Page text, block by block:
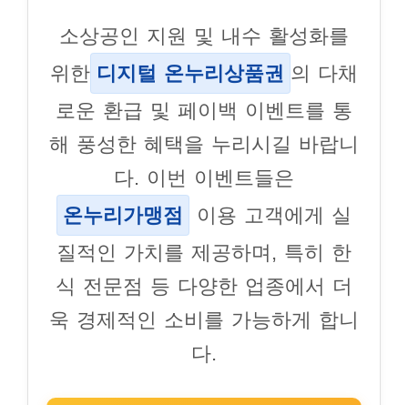
소상공인 지원 및 내수 활성화를
위한 디지털 온누리상품권 의 다채
로운 환급 및 페이백 이벤트를 통
해 풍성한 혜택을 누리시길 바랍니
다. 이번 이벤트들은
온누리가맹점
이용 고객에게 실
질적인 가치를 제공하며, 특히 한
식 전문점 등 다양한 업종에서 더
욱 경제적인 소비를 가능하게 합니
다.